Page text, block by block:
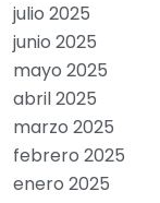
julio 2025
junio 2025
mayo 2025
abril 2025
marzo 2025
febrero 2025
enero 2025